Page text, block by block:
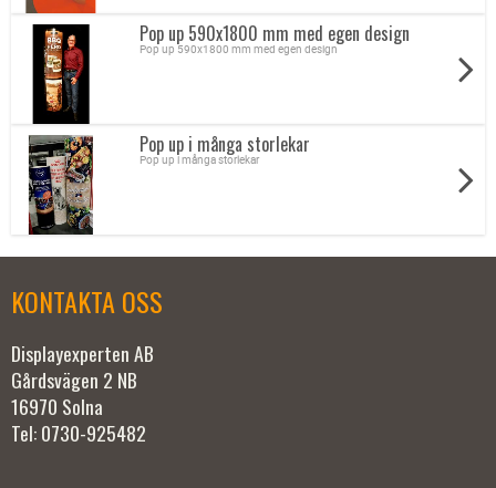
Pop up 590x1800 mm med egen design
Pop up 590x1800 mm med egen design
Pop up i många storlekar
Pop up i många storlekar
KONTAKTA OSS
Displayexperten AB
Gårdsvägen 2 NB
16970 Solna
Tel: 0730-925482